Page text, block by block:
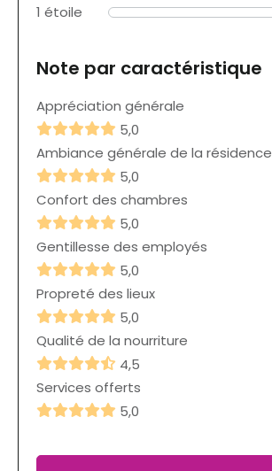
1 étoile
Note par caractéristique
Appréciation générale
5,0
Ambiance générale de la résidence
5,0
Confort des chambres
5,0
Gentillesse des employés
5,0
Propreté des lieux
5,0
Qualité de la nourriture
4,5
Services offerts
5,0